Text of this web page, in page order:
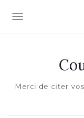
AFFICHER/
Merci de citer